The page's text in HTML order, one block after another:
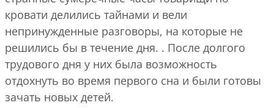
кровати делились тайнами и вели
непринужденные разговоры, на которые не
решились бы в течение дня. . После долгого
трудового дня у них была возможность
отдохнуть во время первого сна и были готовы
зачать новых детей.